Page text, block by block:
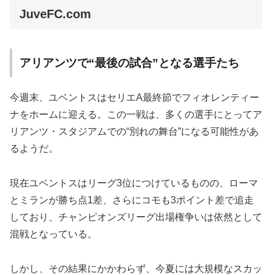
JuveFC.com
アリアンツで“最後の試合”となる選手たち
今週末、ユベントスはセリエA最終節でフィオレンティー
ナをホームに迎える。この一戦は、多くの選手にとってア
リアンツ・スタジアムでの“別れの舞台”になる可能性があ
るようだ。
現在ユベントスはリーグ3位につけているものの、ローマ
とミランが勝ち点1差、さらにコモも3ポイント差で追走
しており、チャンピオンズリーグ出場権争いは依然として
混戦となっている。
しかし、その結果にかかわらず、今夏には大規模なスカッ